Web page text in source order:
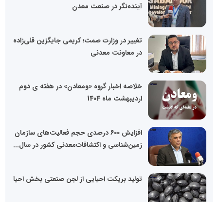
آینده‌نگر در صنعت معدن
تغییر در وزارت صمت؛ کریمی جایگزین قلی‌زاده
در معاونت معدنی
خلاصه اخبار گروه «ومعادن» در هفته‌ ی دوم
اردیبهشت ماه 1404
افزایش 600 درصدی حجم فعالیت‌های سازمان
زمین‌شناسی و اکتشافات‌معدنی کشور در سال...
تولید بریکت احیایی از لجن صنعتی بخش احیا